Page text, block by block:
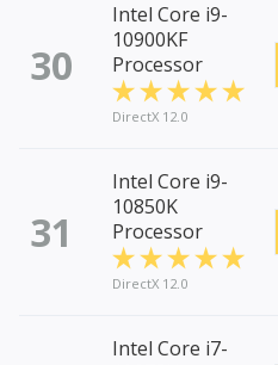
30
Intel Core i9-
10900KF
Processor
DirectX 12.0
31
Intel Core i9-
10850K
Processor
DirectX 12.0
Intel Core i7-